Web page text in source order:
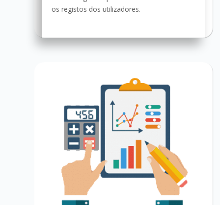
os registos dos utilizadores.